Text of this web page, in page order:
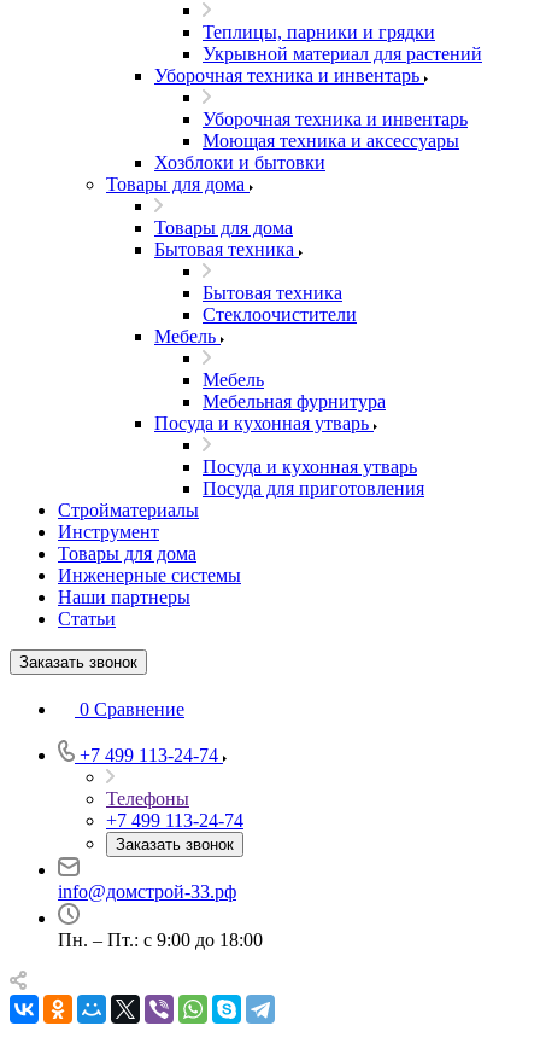
Теплицы, парники и грядки
Укрывной материал для растений
Уборочная техника и инвентарь
Уборочная техника и инвентарь
Моющая техника и аксессуары
Хозблоки и бытовки
Товары для дома
Товары для дома
Бытовая техника
Бытовая техника
Стеклоочистители
Мебель
Мебель
Мебельная фурнитура
Посуда и кухонная утварь
Посуда и кухонная утварь
Посуда для приготовления
Стройматериалы
Инструмент
Товары для дома
Инженерные системы
Наши партнеры
Статьи
Заказать звонок
0 Сравнение
+7 499 113-24-74
Телефоны
+7 499 113-24-74
Заказать звонок
info@домстрой-33.рф
Пн. – Пт.: с 9:00 до 18:00